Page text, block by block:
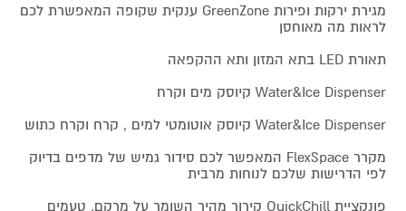
מגירת ירקות ופירות GreenZone ענקית שקופה המאפשרת לכם
לראות מה מאוחסן
תאורת LED בתא המזון ותא ההקפאה
Water&Ice Dispenser קיוסק מים וקרח
Water&Ice Dispenser קיוסק אוטומטי למים , קרח וקרח כתוש
מקרר FlexSpace המאפשר לכם סידור גמיש של מדפים בדיוק
לפי הדרישות שלכם לנוחות מרבית
פונקציית QuickChill קירור מהיר השומר על מרקם, טעמים